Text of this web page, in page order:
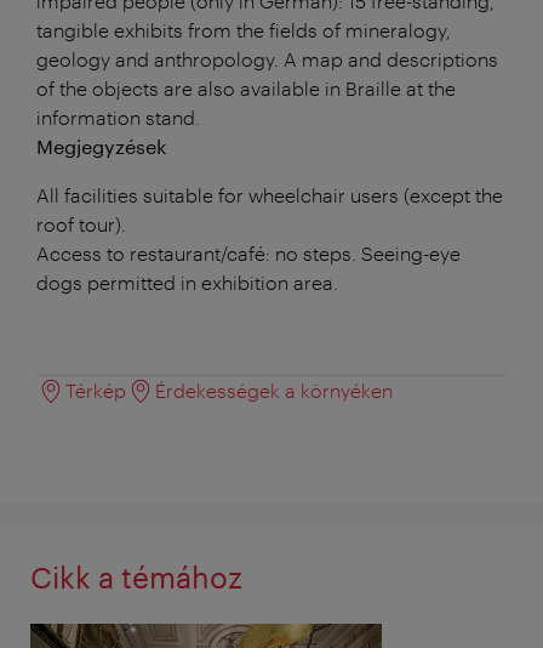
tangible exhibits from the fields of mineralogy,
geology and anthropology. A map and descriptions
of the objects are also available in Braille at the
information stand.
Megjegyzések
All facilities suitable for wheelchair users (except the
roof tour).
Access to restaurant/café: no steps. Seeing-eye
dogs permitted in exhibition area.
Térkép Érdekességek a környéken
Cikk a témához